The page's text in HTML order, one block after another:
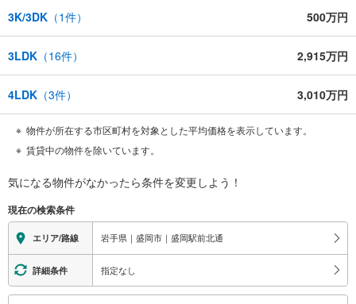
3K/3DK （1件） 500万円
3LDK （16件） 2,915万円
4LDK （3件） 3,010万円
物件が所在する市区町村を対象とした平均価格を表示しています。
賃貸中の物件を除いています。
気になる物件がなかったら条件を変更しよう！
現在の検索条件
エリア/路線 岩手県｜盛岡市｜盛岡駅前北通
詳細条件 指定なし